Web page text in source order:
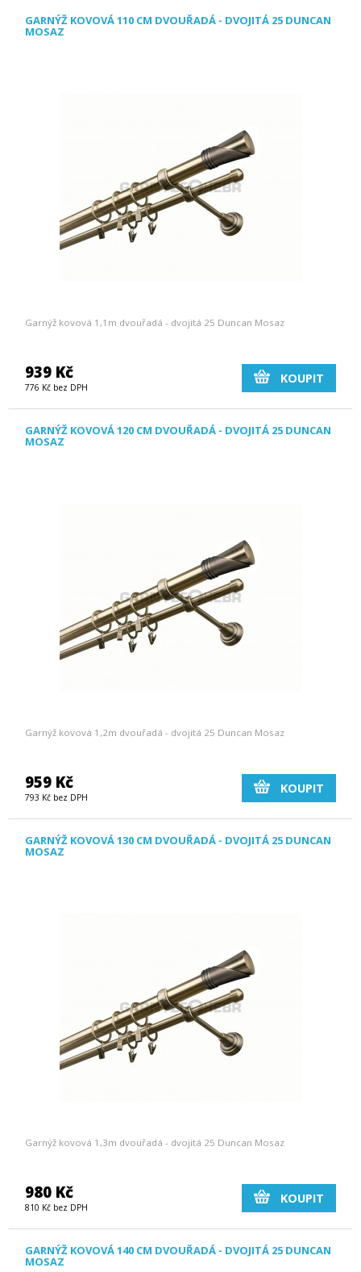
GARNÝŽ KOVOVÁ 110 CM DVOUŘADÁ - DVOJITÁ 25 DUNCAN
MOSAZ
Garnýž kovová 1,1m dvouřadá - dvojitá 25 Duncan Mosaz
939 Kč
776 Kč bez DPH
KOUPIT
GARNÝŽ KOVOVÁ 120 CM DVOUŘADÁ - DVOJITÁ 25 DUNCAN
MOSAZ
Garnýž kovová 1,2m dvouřadá - dvojitá 25 Duncan Mosaz
959 Kč
793 Kč bez DPH
KOUPIT
GARNÝŽ KOVOVÁ 130 CM DVOUŘADÁ - DVOJITÁ 25 DUNCAN
MOSAZ
Garnýž kovová 1,3m dvouřadá - dvojitá 25 Duncan Mosaz
980 Kč
810 Kč bez DPH
KOUPIT
GARNÝŽ KOVOVÁ 140 CM DVOUŘADÁ - DVOJITÁ 25 DUNCAN
MOSAZ